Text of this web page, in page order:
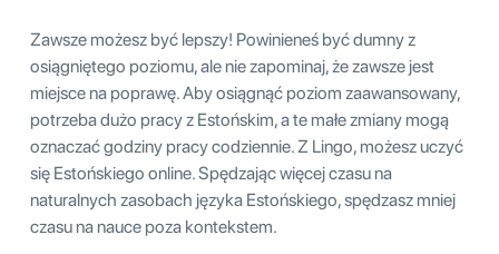
Zawsze możesz być lepszy! Powinieneś być dumny z
osiągniętego poziomu, ale nie zapominaj, że zawsze jest
miejsce na poprawę. Aby osiągnąć poziom zaawansowany,
potrzeba dużo pracy z Estońskim, a te małe zmiany mogą
oznaczać godziny pracy codziennie. Z Lingo, możesz uczyć
się Estońskiego online. Spędzając więcej czasu na
naturalnych zasobach języka Estońskiego, spędzasz mniej
czasu na nauce poza kontekstem.